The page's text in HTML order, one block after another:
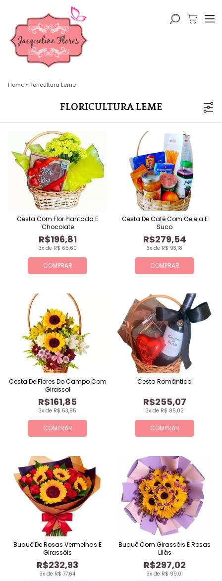
Home Floricultura Leme
FLORICULTURA LEME
COMPRAR
3x de R$ 65,60
R$196,81
Cesta Com Flor Plantada E
Chocolate
COMPRAR
3x de R$ 93,18
R$279,54
Cesta De Café Com Geleia E
Suco
COMPRAR
3x de R$ 53,95
R$161,85
Cesta De Flores Do Campo Com
Girassol
COMPRAR
3x de R$ 85,02
R$255,07
Cesta Romântica
3x de R$ 77,64
R$232,93
Buquê De Rosas Vermelhas E
Girassóis
3x de R$ 99,01
R$297,02
Buquê Com Girassóis E Rosas
Lilás